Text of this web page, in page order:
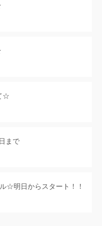
☆
まで
☆明日からスタート！！